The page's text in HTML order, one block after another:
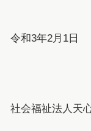
令和3年2月1日
社会福祉法人天